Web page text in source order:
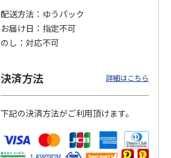
配送方法
ゆうパック
お届け日
指定不可
のし
対応不可
決済方法 詳細はこちら
下記の決済方法がご利用頂けます。